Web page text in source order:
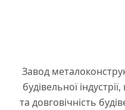
Завод
будівельної
та довговічність